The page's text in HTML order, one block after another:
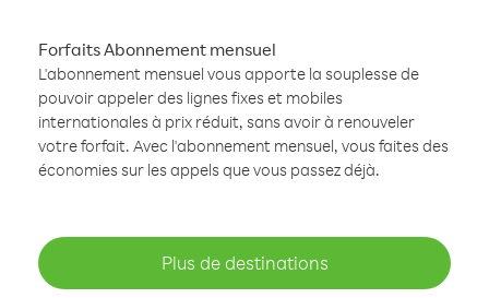
Forfaits Abonnement mensuel
L'abonnement mensuel vous apporte la souplesse de
pouvoir appeler des lignes fixes et mobiles
internationales à prix réduit, sans avoir à renouveler
votre forfait. Avec l'abonnement mensuel, vous faites des
économies sur les appels que vous passez déjà.
Plus de destinations